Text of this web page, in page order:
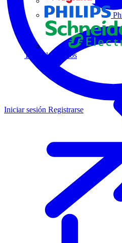
Todos los socios
Iniciar sesión Registrarse